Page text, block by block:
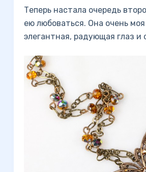
Теперь настала очередь
ею любоваться. Она очень
элегантная, радующая глаз и